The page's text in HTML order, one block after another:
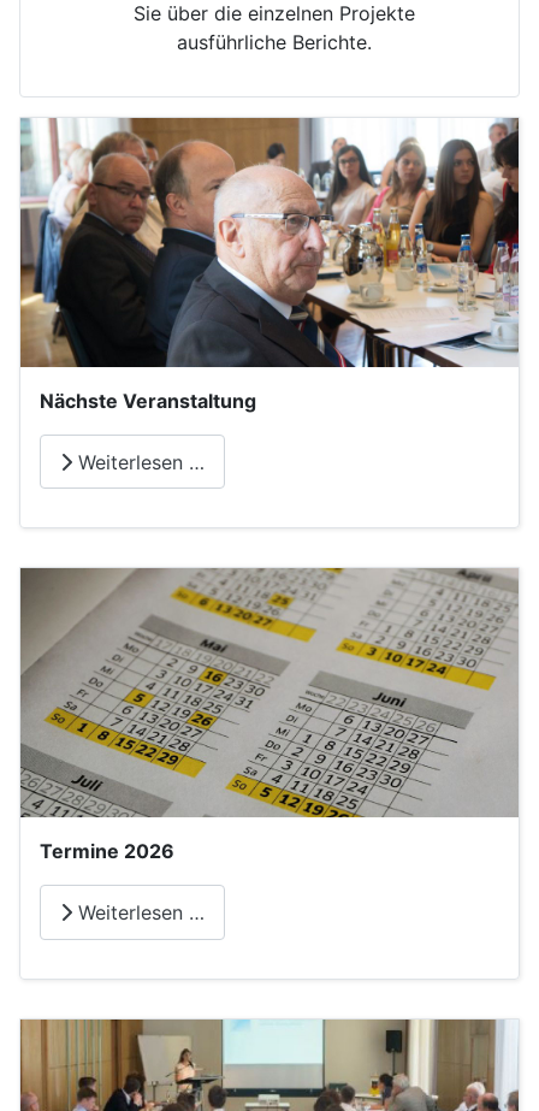
Sie über die einzelnen Projekte
ausführliche Berichte.
Nächste Veranstaltung
Weiterlesen …
Termine 2026
Weiterlesen …